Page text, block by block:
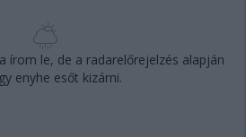
írom le, de a radarelőrejelzés alapján
enyhe esőt kizárni.